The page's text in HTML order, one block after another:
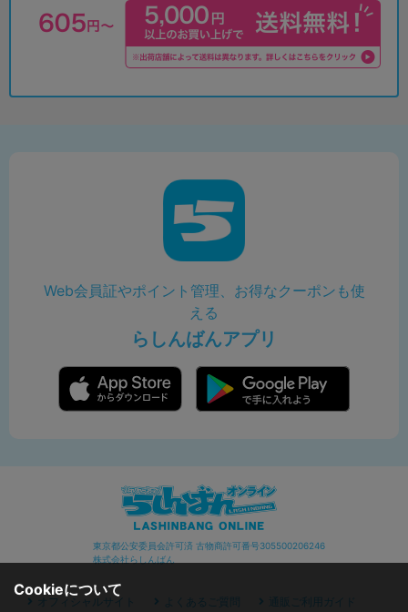
Web会員証やポイント管理、お得なクーポンも使
える
らしんばんアプリ
東京都公安委員会許可済 古物商許可番号305500206246
株式会社らしんばん
オフィシャルサイト よくあるご質問 通販ご利用ガイド
Cookieについて